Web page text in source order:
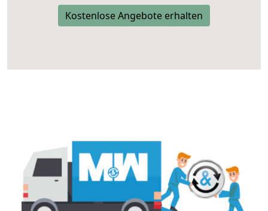
Kostenlose Angebote erhalten